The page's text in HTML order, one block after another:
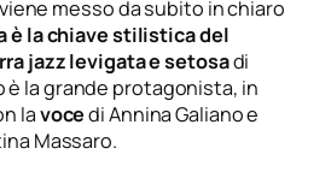
messo da subito in chiaro
è la chiave stilistica del
jazz levigata e setosadi
è la grande protagonista, in
lavocedi Annina Galiano e
Massaro.